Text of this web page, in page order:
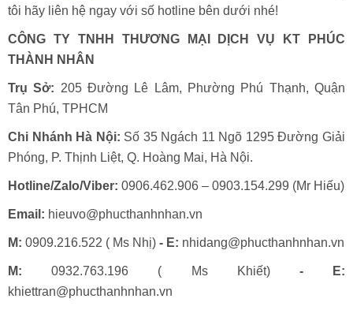
tôi hãy liên hệ ngay với số hotline bên dưới nhé!
CÔNG TY TNHH THƯƠNG MẠI DỊCH VỤ KT PHÚC
THÀNH NHÂN
Trụ Sở: 205 Đường Lê Lâm, Phường Phú Thạnh, Quận
Tân Phú, TPHCM
Chi Nhánh Hà Nội: Số 35 Ngách 11 Ngõ 1295 Đường Giải
Phóng, P. Thịnh Liệt, Q. Hoàng Mai, Hà Nội.
Hotline/Zalo/Viber: 0906.462.906 – 0903.154.299 (Mr Hiếu)
Email: hieuvo@phucthanhnhan.vn
M: 0909.216.522 ( Ms Nhị) - E: nhidang@phucthanhnhan.vn
M: 0932.763.196 ( Ms Khiết) - E:
khiettran@phucthanhnhan.vn